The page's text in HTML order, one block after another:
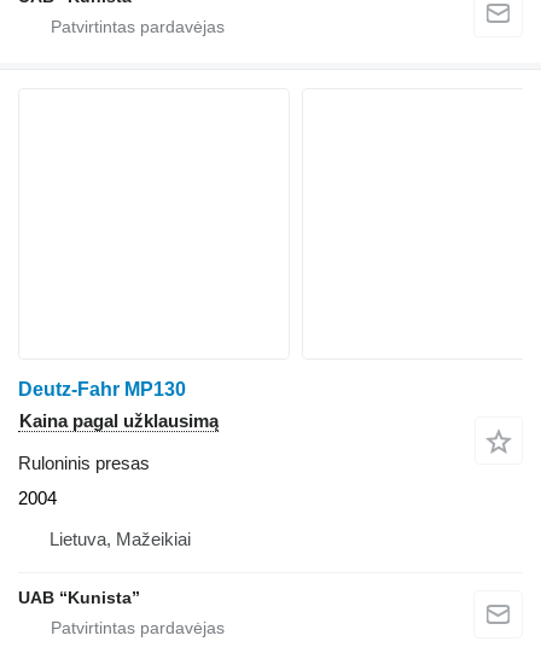
Deutz-Fahr MP130
Kaina pagal užklausimą
Ruloninis presas
2004
Lietuva, Mažeikiai
UAB “Kunista”